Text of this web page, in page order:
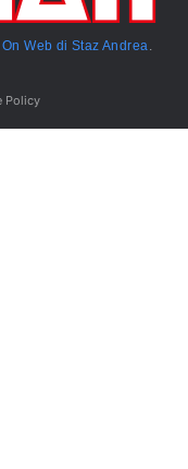
Web di Staz Andrea.
Policy